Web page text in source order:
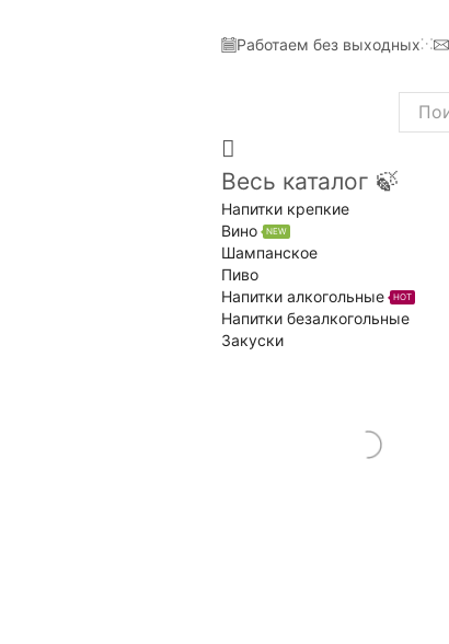
Работаем без выходных
Search
Весь каталог 🍃
Напитки крепкие
Вино
NEW
Шампанское
Пиво
Напитки алкогольные
HOT
Напитки безалкогольные
Закуски